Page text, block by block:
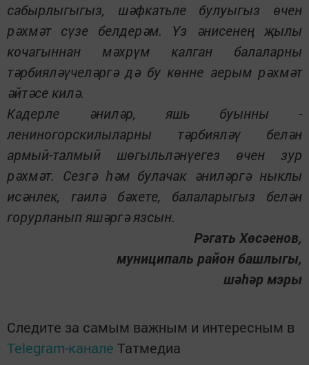
сабырлыгыгыз, шәфкатьле булуыгыз өчен
рәхмәт сүзе белдерәм. Үз әнисенең җылы
кочагыннан мәхрүм калган балаларны
тәрбияләүчеләргә дә бу көнне аерым рәхмәт
әйтәсе килә.
Кадерле әниләр, яшь буынны -
лениногорскилыларны тәрбияләү белән
армый-талмый шөгыльләнүегез өчен зур
рәхмәт. Сезгә һәм булачак әниләргә ныклы
исәнлек, гаилә бәхете, балаларыгыз белән
горурланып яшәргә язсын.
Рәгать Хөсәенов,
муниципаль район башлыгы,
шәһәр мэры
Следите за самым важным и интересным в
Telegram-канале Татмедиа